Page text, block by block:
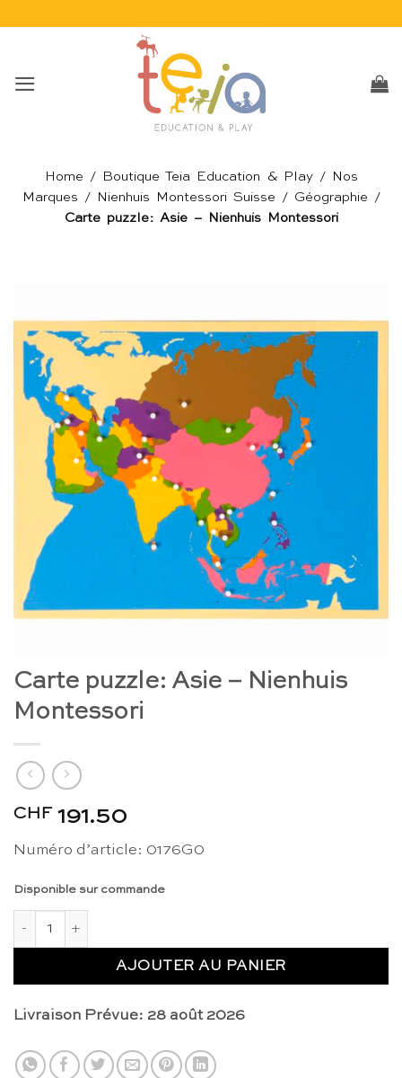
Home / Boutique Teia Education & Play/
Nos
Marques / Nienhuis Montessori Suisse / Géographie /
Carte puzzle: Asie – Nienhuis Montessori
Carte puzzle: Asie – Nienhuis
Montessori
CHF 191.50
Numéro d’article: 0176G0
Disponible sur commande
AJOUTER AU PANIER
Livraison Prévue: 28 août 2026